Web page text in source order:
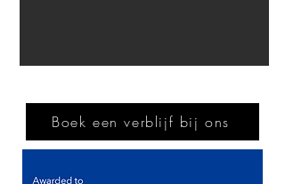
Boek een verblijf bij ons